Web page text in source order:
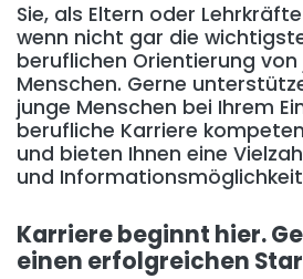
Sie, als Eltern oder
wenn nicht gar die
beruflichen Orientierung von
Menschen. Gerne
junge Menschen bei Ihrem
berufliche Karriere
und bieten Ihnen eine
und
Karriere beginnt hier.
einen erfolgreichen